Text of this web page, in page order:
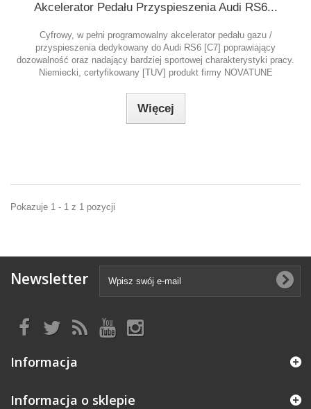
Akcelerator Pedału Przyspieszenia Audi RS6...
Cyfrowy, w pełni programowalny akcelerator pedału gazu /
przyspieszenia dedykowany do Audi RS6 [C7] poprawiający
dozowalność oraz nadający bardziej sportowej charakterystyki pracy.
Niemiecki, certyfikowany [TUV] produkt firmy NOVATUNE
Więcej
Pokazuje 1 - 1 z 1 pozycji
Newsletter
Informacja
Informacja o sklepie